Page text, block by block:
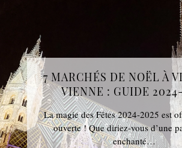
7 MARCHÉS DE NOËL À
VIENNE : GUIDE
La magie des Fêtes 2024-2025 est
ouverte ! Que diriez-vous d’une
enchanté…